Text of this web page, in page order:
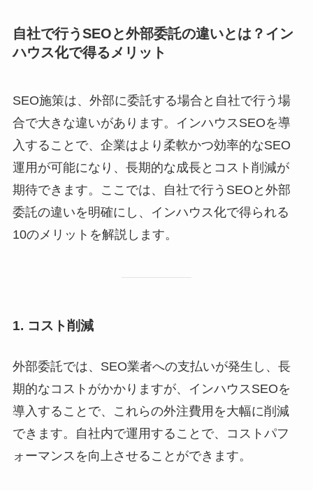
自社で行うSEOと外部委託の違いとは？イン
ハウス化で得るメリット
SEO施策は、外部に委託する場合と自社で行う場
合で大きな違いがあります。インハウスSEOを導
入することで、企業はより柔軟かつ効率的なSEO
運用が可能になり、長期的な成長とコスト削減が
期待できます。ここでは、自社で行うSEOと外部
委託の違いを明確にし、インハウス化で得られる
10のメリットを解説します。
1. コスト削減
外部委託では、SEO業者への支払いが発生し、長
期的なコストがかかりますが、インハウスSEOを
導入することで、これらの外注費用を大幅に削減
できます。自社内で運用することで、コストパフ
ォーマンスを向上させることができます。